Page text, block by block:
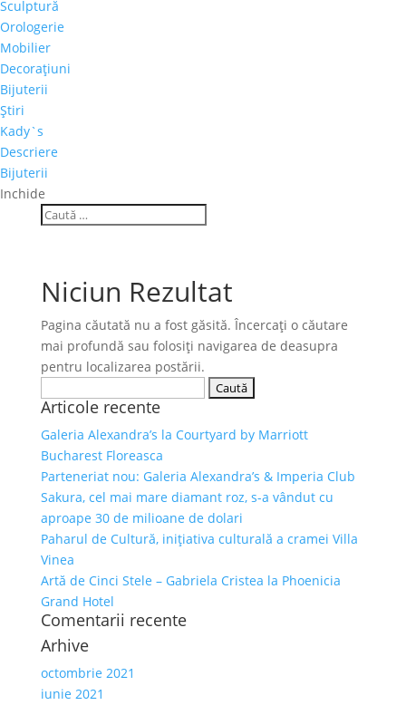
Sculptură
Orologerie
Mobilier
Decoraţiuni
Bijuterii
Ştiri
Kady`s
Descriere
Bijuterii
Inchide
Niciun Rezultat
Pagina căutată nu a fost găsită. Încercați o căutare
mai profundă sau folosiți navigarea de deasupra
pentru localizarea postării.
după:
Articole recente
Galeria Alexandra’s la Courtyard by Marriott
Bucharest Floreasca
Parteneriat nou: Galeria Alexandra’s & Imperia Club
Sakura, cel mai mare diamant roz, s-a vândut cu
aproape 30 de milioane de dolari
Paharul de Cultură, inițiativa culturală a cramei Villa
Vinea
Artă de Cinci Stele – Gabriela Cristea la Phoenicia
Grand Hotel
Comentarii recente
Arhive
octombrie 2021
iunie 2021